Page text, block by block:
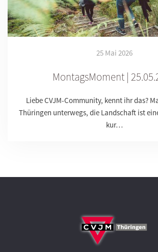
25 Mai 2026
MontagsMoment |
Liebe CVJM-Community, kennt ihr das?
Thüringen unterwegs, die Landschaft ist
kur…